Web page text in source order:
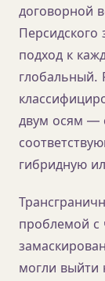
договорной
подход к
глобальный.
двум осям —
гибридную
проблемой с
могли выйти